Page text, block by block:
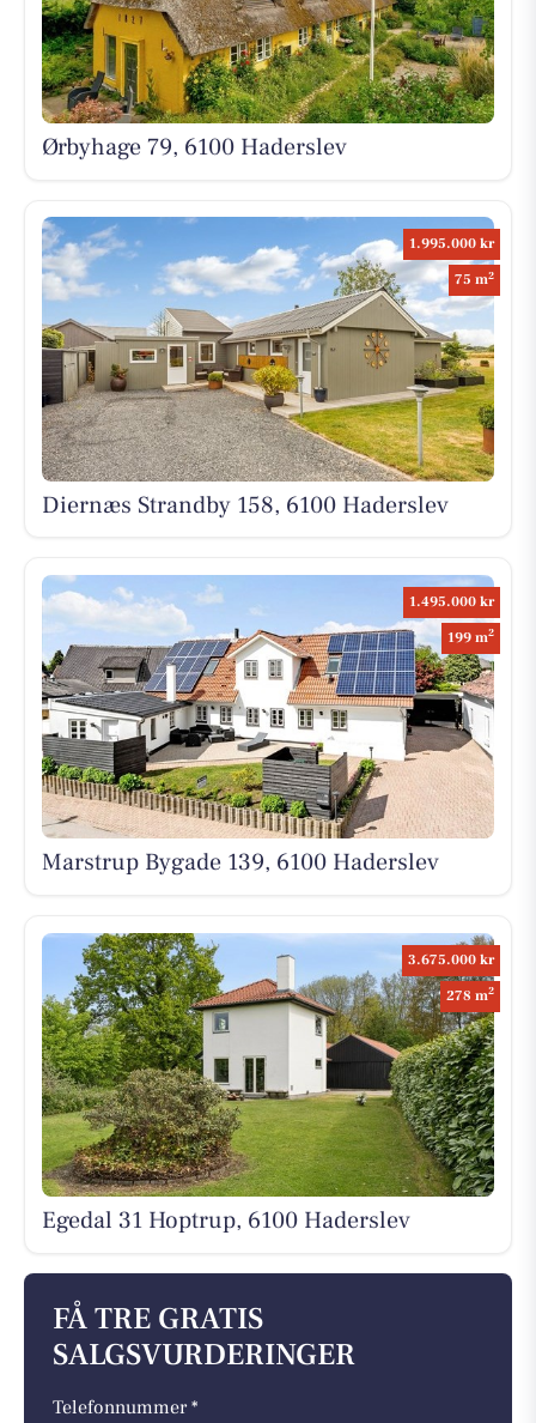
Ørbyhage 79, 6100 Haderslev
1.995.000 kr
75 m2
Diernæs Strandby 158, 6100 Haderslev
1.495.000 kr
199 m2
Marstrup Bygade 139, 6100 Haderslev
3.675.000 kr
278 m2
Egedal 31 Hoptrup, 6100 Haderslev
FÅ TRE GRATIS
SALGSVURDERINGER
Telefonnummer *